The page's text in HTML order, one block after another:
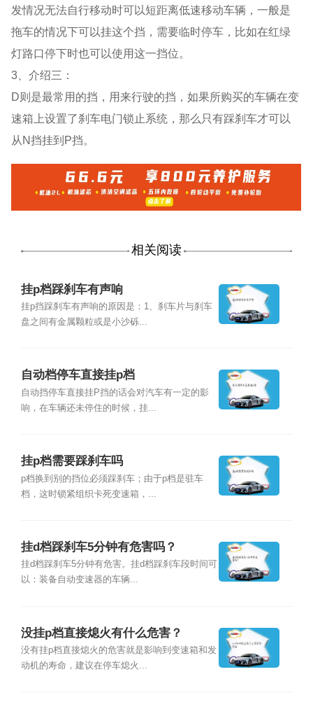
发情况无法自行移动时可以短距离低速移动车辆，一般是
拖车的情况下可以挂这个挡，需要临时停车，比如在红绿
灯路口停下时也可以使用这一挡位。
3、介绍三：
D则是最常用的挡，用来行驶的挡，如果所购买的车辆在变
速箱上设置了刹车电门锁止系统，那么只有踩刹车才可以
从N挡挂到P挡。
相关阅读
挂p档踩刹车有声响
挂p挡踩刹车有声响的原因是：1、刹车片与刹车
盘之间有金属颗粒或是小沙砾...
自动档停车直接挂p档
自动挡停车直接挂P挡的话会对汽车有一定的影
响，在车辆还未停住的时候，挂...
挂p档需要踩刹车吗
p档换到别的挡位必须踩刹车；由于p档是驻车
档，这时锁紧组织卡死变速箱，...
挂d档踩刹车5分钟有危害吗？
挂d档踩刹车5分钟有危害。挂d档踩刹车段时间可
以：装备自动变速器的车辆...
没挂p档直接熄火有什么危害？
没有挂p档直接熄火的危害就是影响到变速箱和发
动机的寿命，建议在停车熄火...